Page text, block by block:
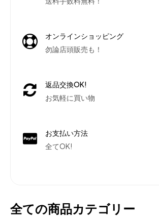
オンラインショッピング
勿論店頭販売も！
返品交換OK!
お気軽に買い物
お支払い方法
全てOK!
全ての商品カテゴリー